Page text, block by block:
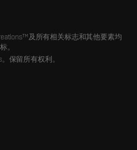
及所有相关标志和其他要素均
。
保留所有权利。